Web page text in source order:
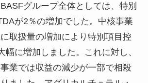
グループ全体としては、特別
が2％の増加でした。中核事業
取扱量の増加により特別項目控
幅に増加しました。これに対し、
業では収益の減少が一部で相殺